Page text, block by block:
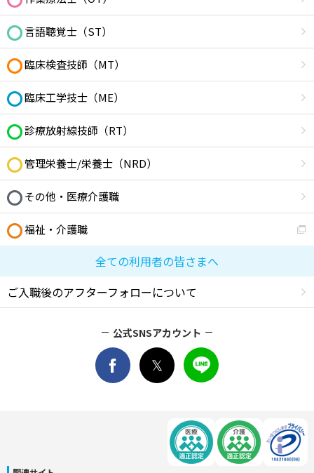
言語聴覚士（ST）
臨床検査技師（MT）
臨床工学技士（ME）
診療放射線技師（RT）
管理栄養士/栄養士（NRD）
その他・医療介護職
福祉・介護職
全ての利用者の皆さまへ
ご入職後のアフターフォローについて
公式SNSアカウント